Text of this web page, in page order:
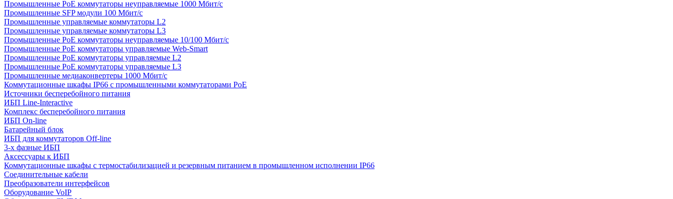
Промышленные PoE коммутаторы неуправляемые 1000 Мбит/с
Промышленные SFP модули 100 Мбит/c
Промышленные управляемые коммутаторы L2
Промышленные управляемые коммутаторы L3
Промышленные PoE коммутаторы неуправляемые 10/100 Мбит/с
Промышленные PoE коммутаторы управляемые Web-Smart
Промышленные PoE коммутаторы управляемые L2
Промышленные PoE коммутаторы управляемые L3
Промышленные медиаконвертеры 1000 Мбит/с
Коммутационные шкафы IP66 c промышленными коммутаторами PoE
Источники бесперебойного питания
ИБП Line-Interactive
Комплекс бесперебойного питания
ИБП On-line
Батарейный блок
ИБП для коммутаторов Off-line
3-х фазные ИБП
Аксессуары к ИБП
Коммутационные шкафы с термостабилизацией и резервным питанием в промышленном исполнении IP66
Соединительные кабели
Преобразователи интерфейсов
Оборудование VoIP